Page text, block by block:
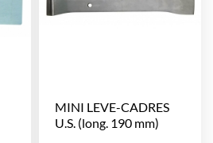
MINI LEVE-CADRES
U.S. (long. 190 mm)